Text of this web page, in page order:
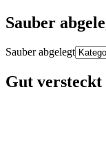
Sauber
Sauber abgelegt
Gut versteckt